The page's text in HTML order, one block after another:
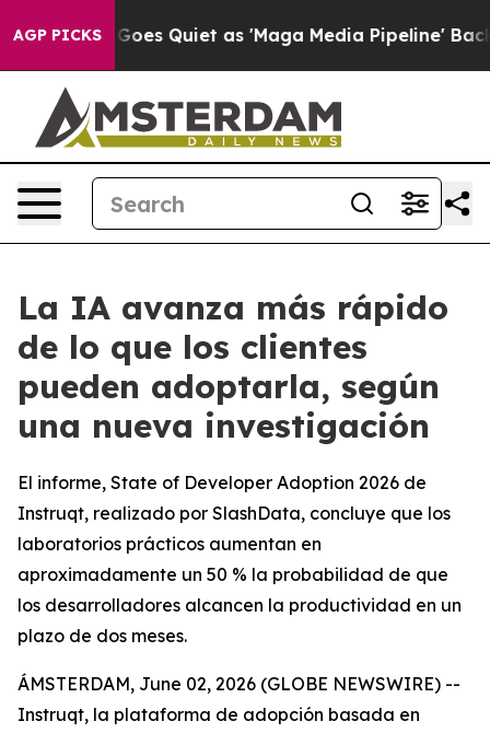
AGP PICKSGoes Quiet as 'Maga Media Pipeline' Backfires
La IA avanza más rápido
de lo que los clientes
pueden adoptarla, según
una nueva investigación
El informe, State of Developer Adoption 2026 de
Instruqt, realizado por SlashData, concluye que los
laboratorios prácticos aumentan en
aproximadamente un 50 % la probabilidad de que
los desarrolladores alcancen la productividad en un
plazo de dos meses.
ÁMSTERDAM, June 02, 2026 (GLOBE NEWSWIRE) --
Instruqt, la plataforma de adopción basada en